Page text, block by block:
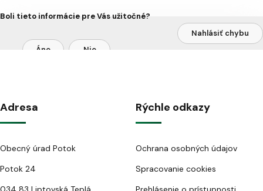
Boli tieto informácie pre Vás užitočné?
Áno Nie
Nahlásiť chybu
Adresa
Obecný úrad Potok
Potok 24
Rýchle odkazy
Ochrana osobných údajov
Spracovanie cookies